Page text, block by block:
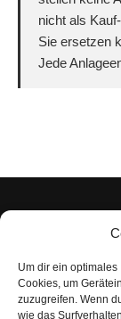
Um dir ein
Cookies, um
zuzugreifen. Wenn
wie das
nicht als
Sie ersetzen
Jede
Impressum